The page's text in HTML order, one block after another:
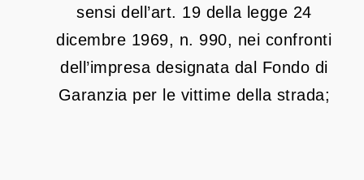
sensi dell’art. 19 della legge 24
dicembre 1969, n. 990, nei confronti
dell’impresa designata dal Fondo di
Garanzia per le vittime della strada;